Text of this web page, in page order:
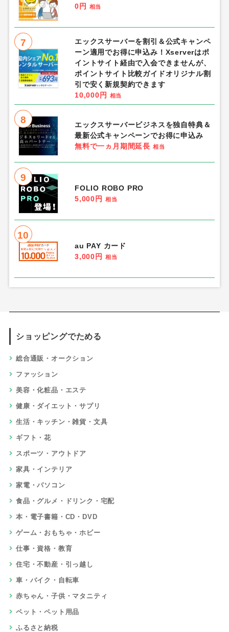
0円
相当
7
エックスサーバーを割引＆公式キャンペ
ーン適用でお得に申込み！Xserverはポ
イントサイト経由で入会できませんが、
ポイントサイト比較ガイドオリジナル割
引で安く新規契約できます
10,000円
相当
8
エックスサーバービジネスを独自特典＆
最新公式キャンペーンでお得に申込み
無料で一ヵ月期間延長 相当
9
FOLIO ROBO PRO
5,000円
相当
10
au PAY カード
3,000円
相当
ショッピングでためる
総合通販・オークション
ファッション
美容・化粧品・エステ
健康・ダイエット・サプリ
生活・キッチン・雑貨・文具
ギフト・花
スポーツ・アウトドア
家具・インテリア
家電・パソコン
食品・グルメ・ドリンク・宅配
本・電子書籍・CD・DVD
ゲーム・おもちゃ・ホビー
仕事・資格・教育
住宅・不動産・引っ越し
車・バイク・自転車
赤ちゃん・子供・マタニティ
ペット・ペット用品
ふるさと納税